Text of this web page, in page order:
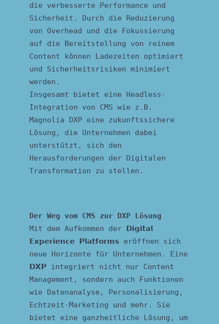
die verbesserte Performance und
Sicherheit. Durch die Reduzierung
von Overhead und die Fokussierung
auf die Bereitstellung von reinem
Content können Ladezeiten optimiert
und Sicherheitsrisiken minimiert
werden.
Insgesamt bietet eine Headless-
Integration von CMS wie z.B.
Magnolia DXP eine zukunftssichere
Lösung, die Unternehmen dabei
unterstützt, sich den
Herausforderungen der Digitalen
Transformation zu stellen.
Der Weg vom CMS zur DXP Lösung
Mit dem Aufkommen der 𝗗𝗶𝗴𝗶𝘁𝗮𝗹
𝗘𝘅𝗽𝗲𝗿𝗶𝗲𝗻𝗰𝗲 𝗣𝗹𝗮𝘁𝗳𝗼𝗿𝗺𝘀 eröffnen sich
neue Horizonte für Unternehmen. Eine
𝗗𝗫𝗣 integriert nicht nur Content
Management, sondern auch Funktionen
wie Datenanalyse, Personalisierung,
Echtzeit-Marketing und mehr. Sie
bietet eine ganzheitliche Lösung, um